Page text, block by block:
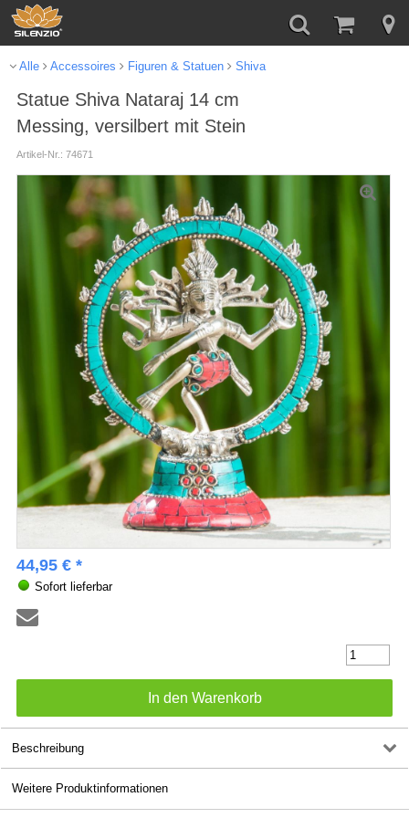
Alle Accessoires Figuren & Statuen Shiva
Statue Shiva Nataraj 14 cm
Messing, versilbert mit Stein
Artikel-Nr.: 74671
44,95 € *
Sofort lieferbar
Beschreibung
Weitere Produktinformationen